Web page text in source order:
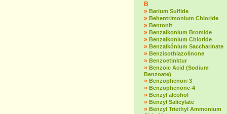
B
» Barium Sulfide
» Behentrimonium Chloride
» Bentonit
» Benzalkonium Bromide
» Benzalkonium Chloride
» Benzalkónium Saccharinate
» Benzisothiazolinone
» Benzoetinktur
» Benzoic Acid (Sodium
Benzoate)
» Benzophenon-3
» Benzophenone-4
» Benzyl alcohol
» Benzyl Salicylate
» Benzyl Triethyl Ammonium